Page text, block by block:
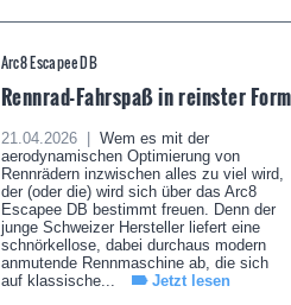
Arc8 Escapee DB
Rennrad-Fahrspaß in reinster Form
21.04.2026 |
Wem es mit der
aerodynamischen Optimierung von
Rennrädern inzwischen alles zu viel wird,
der (oder die) wird sich über das Arc8
Escapee DB bestimmt freuen. Denn der
junge Schweizer Hersteller liefert eine
schnörkellose, dabei durchaus modern
anmutende Rennmaschine ab, die sich
auf klassische...
Jetzt lesen